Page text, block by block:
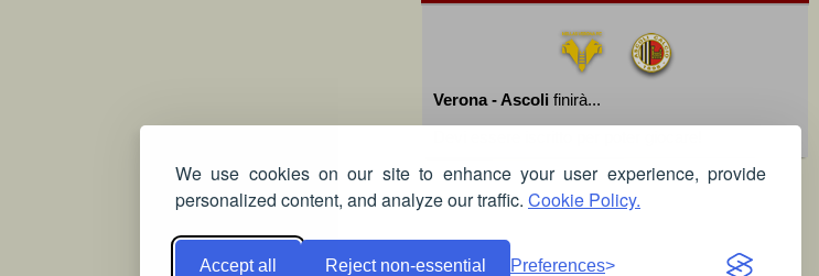
We use cookies on our site to enhance your user experience, provide
personalized content, and analyze our traffic. Cookie Policy.
Accept all Reject non-essential Preferences
Verona - Ascoli finirà...